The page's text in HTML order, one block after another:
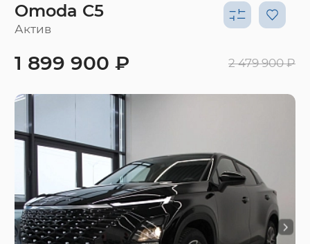
Omoda C5
Актив
1 899 900 ₽ 2 479 900 ₽